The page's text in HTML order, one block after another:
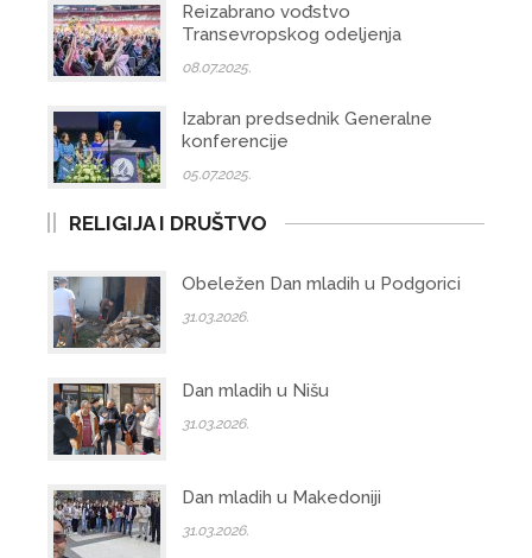
Reizabrano vođstvo
Transevropskog odeljenja
08.07.2025.
Izabran predsednik Generalne
konferencije
05.07.2025.
RELIGIJA I DRUŠTVO
Obeležen Dan mladih u Podgorici
31.03.2026.
Dan mladih u Nišu
31.03.2026.
Dan mladih u Makedoniji
31.03.2026.